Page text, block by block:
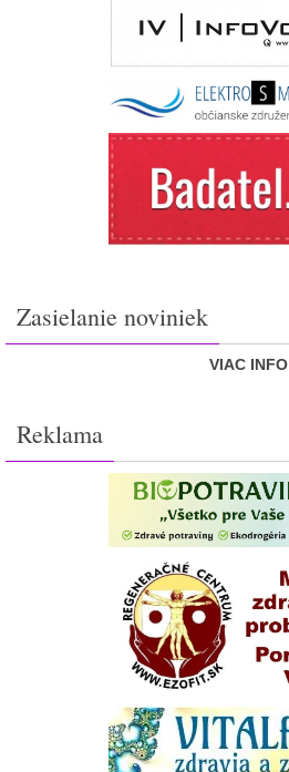
Zasielanie noviniek
VIAC INFO
Reklama